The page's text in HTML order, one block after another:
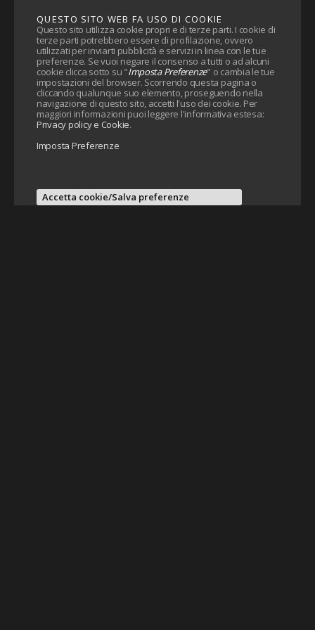
QUESTO SITO WEB FA USO DI COOKIE
Questo sito utilizza cookie propri e di terze parti. I cookie di
terze parti potrebbero essere di profilazione, ovvero
utilizzati per inviarti pubblicità e servizi in linea con le tue
preferenze. Se vuoi negare il consenso a tutti o ad alcuni
cookie clicca sotto su "Imposta Preferenze" o cambia le tue
impostazioni del browser. Scorrendo questa pagina o
cliccando qualunque suo elemento, proseguendo nella
navigazione di questo sito, accetti l'uso dei cookie. Per
maggiori informazioni puoi leggere l'informativa estesa:
Privacy policy e Cookie.
Imposta Preferenze
Accetta cookie/Salva preferenze